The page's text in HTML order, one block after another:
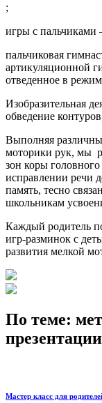
;
игры с
пальчиковая
артикуляционной
отведенное в
Изобразительная
обведение
Выполняя
моторики рук, мы
зон коры
исправлении речи
память, тесно
школьникам
Каждый родитель
игр-разминок с
развития мелкой
По теме:
Мастер класс для